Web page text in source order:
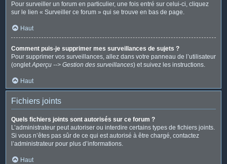
Pour surveiller un forum en particulier, une fois entré sur celui-ci, cliquez
sur le lien « Surveiller ce forum » qui se trouve en bas de page.
Haut
Comment puis-je supprimer mes surveillances de sujets ?
Pour supprimer vos surveillances, allez dans votre panneau de l’utilisateur
(ongletAperçu --> Gestion des surveillances) et suivez les instructions.
Haut
Fichiers joints
Quels fichiers joints sont autorisés sur ce forum ?
L’administrateur peut autoriser ou interdire certains types de fichiers joints.
Si vous n’êtes pas sûr de ce qui est autorisé à être chargé, contactez
l’administrateur pour plus d’informations.
Haut